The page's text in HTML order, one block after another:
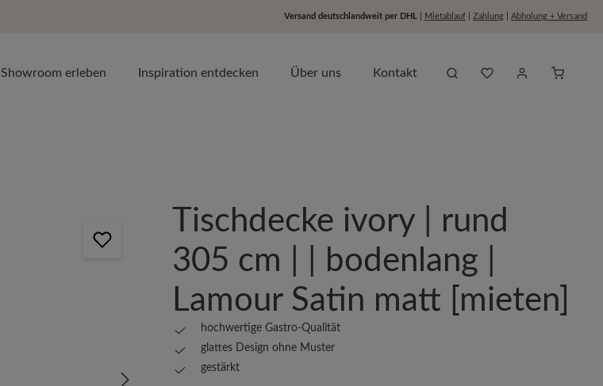
Versand deutschlandweit per DHL Mietablauf Zahlung Abholung + Versand
Showroom erleben Inspiration entdecken Über uns Kontakt
Tischdecke ivory | rund
305 cm | | bodenlang |
Lamour Satin matt [mieten]
hochwertige Gastro-Qualität
glattes Design ohne Muster
gestärkt